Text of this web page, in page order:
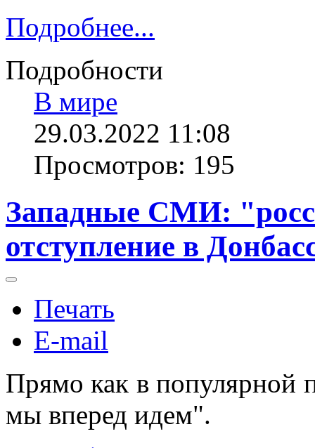
Подробнее...
Подробности
В мире
29.03.2022 11:08
Просмотров: 195
Западные СМИ:
отступление в
Печать
E-mail
Прямо как в популярной
мы вперед идем".